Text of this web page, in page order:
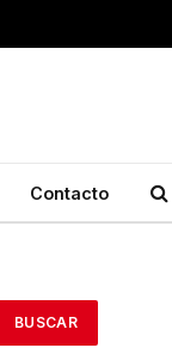
Contacto